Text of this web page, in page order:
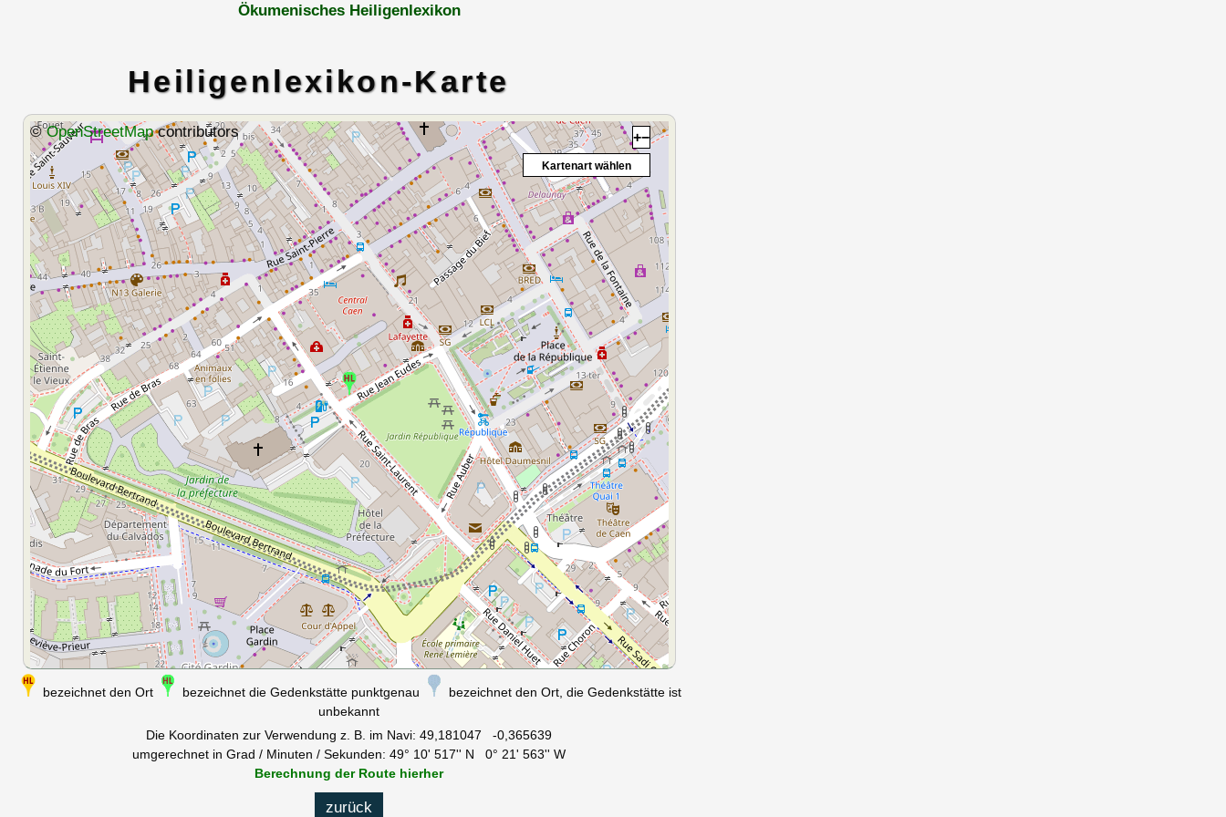
Ökumenisches Heiligenlexikon
Heiligenlexikon-Karte
+−
©OpenStreetMapcontributors
Kartenart wählen
bezeichnet den Ort bezeichnet die Gedenkstätte punktgenau
bezeichnet den Ort, die Gedenkstätte ist
unbekannt
Die Koordinaten zur Verwendung z. B. im Navi: 49,181047 -0,365639
umgerechnet in Grad / Minuten / Sekunden: 49° 10' 517'' N 0° 21' 563'' W
Berechnung der Route hierher